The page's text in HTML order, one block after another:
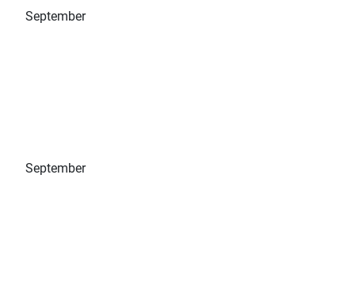
September
September